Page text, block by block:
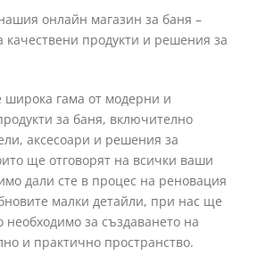
онлайн магазин за баня –
качествени продукти и решения за
широка гама от модерни и
за баня, включително
аксесоари и решения за
ще отговорят на всички ваши
дали сте в процес на реновация
малки детайли, при нас ще
необходимо за създаването на
и практично пространство.